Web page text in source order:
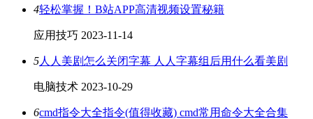
4轻松掌握！B站APP高清视频设置秘籍
应用技巧 2023-11-14
5人人美剧怎么关闭字幕 人人字幕组后用什么看美剧
电脑技术 2023-10-29
6cmd指令大全指令(值得收藏) cmd常用命令大全合集